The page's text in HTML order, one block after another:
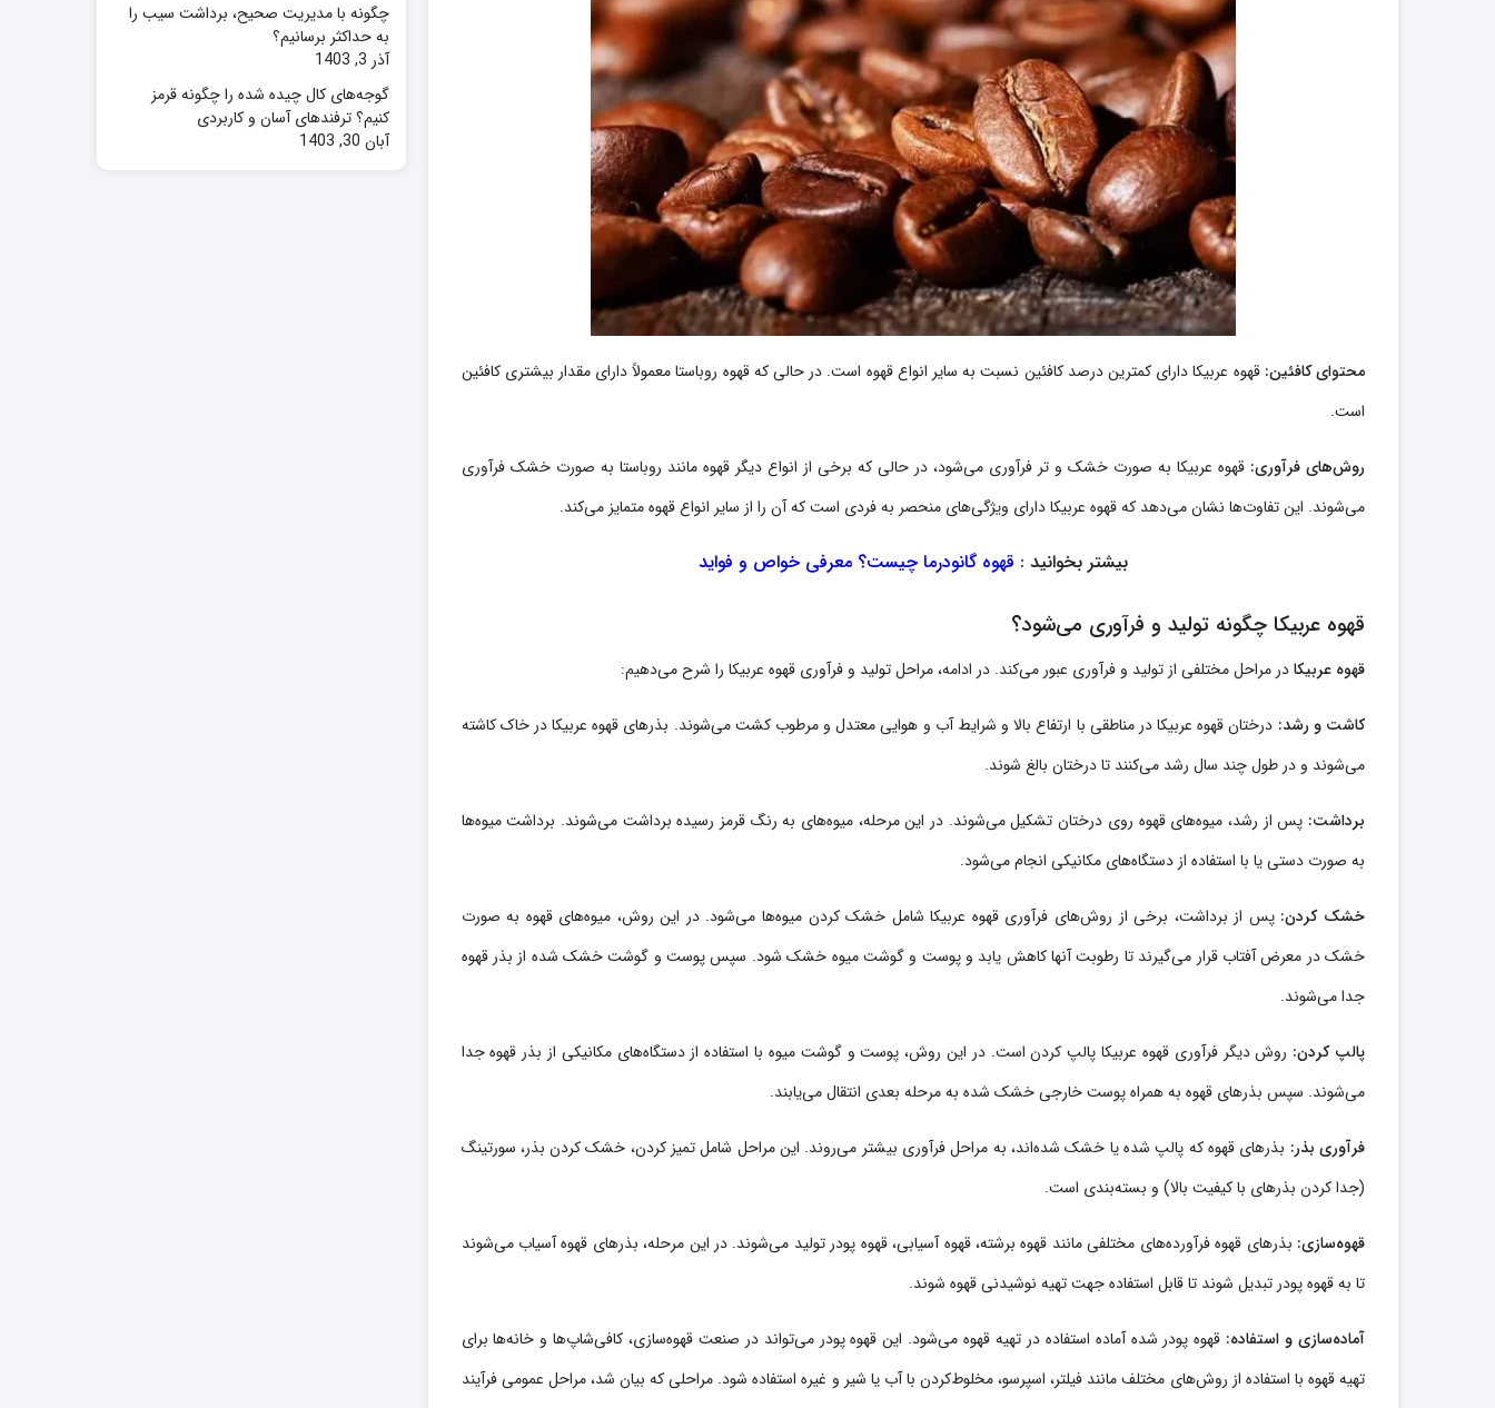
محتوای کافئین: قهوه عربیکا دارای کمترین درصد کافئین نسبت به سایر انواع قهوه است. در حالی که قهوه روباستا معمولاً دارای مقدار بیشتری کافئین
است.
روش‌های فرآوری: قهوه عربیکا به صورت خشک و تر فرآوری می‌شود، در حالی که برخی از انواع دیگر قهوه مانند روباستا به صورت خشک فرآوری
می‌شوند. این تفاوت‌ها نشان می‌دهد که قهوه عربیکا دارای ویژگی‌های منحصر به فردی است که آن را از سایر انواع قهوه متمایز می‌کند.
بیشتر بخوانید : قهوه گانودرما چیست؟ معرفی خواص و فواید
قهوه عربیکا چگونه تولید و فرآوری می‌شود؟
قهوه عربیکادر مراحل مختلفی از تولید و فرآوری عبور می‌کند. در ادامه، مراحل تولید و فرآوری قهوه عربیکا را شرح می‌دهیم:
کاشت و رشد: درختان قهوه عربیکا در مناطقی با ارتفاع بالا و شرایط آب و هوایی معتدل و مرطوب کشت می‌شوند. بذرهای قهوه عربیکا در خاک کاشته
می‌شوند و در طول چند سال رشد می‌کنند تا درختان بالغ شوند.
برداشت: پس از رشد، میوه‌های قهوه روی درختان تشکیل می‌شوند. در این مرحله، میوه‌های به رنگ قرمز رسیده برداشت می‌شوند. برداشت میوه‌ها
به صورت دستی یا با استفاده از دستگاه‌های مکانیکی انجام می‌شود.
خشک کردن: پس از برداشت، برخی از روش‌های فرآوری قهوه عربیکا شامل خشک کردن میوه‌ها می‌شود. در این روش، میوه‌های قهوه به صورت
خشک در معرض آفتاب قرار می‌گیرند تا رطوبت آنها کاهش یابد و پوست و گوشت میوه خشک شود. سپس پوست و گوشت خشک شده از بذر قهوه
جدا می‌شوند.
پالپ کردن: روش دیگر فرآوری قهوه عربیکا پالپ کردن است. در این روش، پوست و گوشت میوه با استفاده از دستگاه‌های مکانیکی از بذر قهوه جدا
می‌شوند. سپس بذرهای قهوه به همراه پوست خارجی خشک شده به مرحله بعدی انتقال می‌یابند.
فرآوری بذر: بذرهای قهوه که پالپ شده یا خشک شده‌اند، به مراحل فرآوری بیشتر می‌روند. این مراحل شامل تمیز کردن، خشک کردن بذر، سورتینگ
(جدا کردن بذرهای با کیفیت بالا) و بسته‌بندی است.
قهوه‌سازی: بذرهای قهوه فرآورده‌های مختلفی مانند قهوه برشته، قهوه آسیابی، قهوه پودر تولید می‌شوند. در این مرحله، بذرهای قهوه آسیاب می‌شوند
تا به قهوه پودر تبدیل شوند تا قابل استفاده جهت تهیه نوشیدنی قهوه شوند.
آماده‌سازی و استفاده: قهوه پودر شده آماده استفاده در تهیه قهوه می‌شود. این قهوه پودر می‌تواند در صنعت قهوه‌سازی، کافی‌شاپ‌ها و خانه‌ها برای
تهیه قهوه با استفاده از روش‌های مختلف مانند فیلتر، اسپرسو، مخلوط‌کردن با آب یا شیر و غیره استفاده شود. مراحلی که بیان شد، مراحل عمومی فرآیند
چگونه با مدیریت صحیح، برداشت سیب را
به حداکثر برسانیم؟
آذر 3, 1403
گوجه‌های کال چیده شده را چگونه قرمز
کنیم؟ ترفندهای آسان و کاربردی
آبان 30, 1403